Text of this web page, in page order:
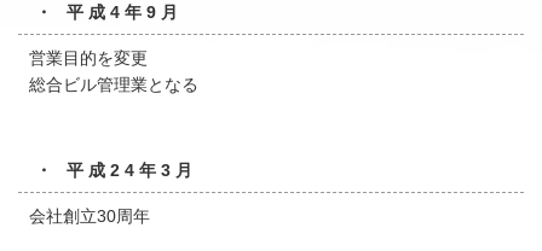
・ 平成4年9月
営業目的を変更
総合ビル管理業となる
・ 平成24年3月
会社創立30周年